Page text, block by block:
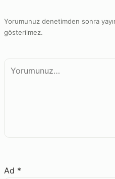
Yorumunuz denetimden sonra
gösterilmez.
Yorum
Ad *